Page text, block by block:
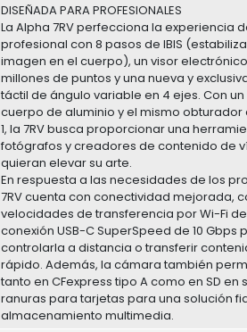
DISEÑADA PARA PROFESIONALES
La Alpha 7RV perfecciona la experiencia
profesional con 8 pasos de IBIS
imagen en el cuerpo), un visor
millones de puntos y una nueva y
táctil de ángulo variable en 4 ejes. Con
cuerpo de aluminio y el mismo obturador
1, la 7RV busca proporcionar una
fotógrafos y creadores de contenido de
quieran elevar su arte.
En respuesta a las necesidades de los
7RV cuenta con conectividad mejorada,
velocidades de transferencia por Wi-Fi de
conexión USB-C SuperSpeed de 10 Gbps
controlarla a distancia o transferir
rápido. Además, la cámara también
tanto en CFexpress tipo A como en SD en
ranuras para tarjetas para una solución
almacenamiento multimedia.